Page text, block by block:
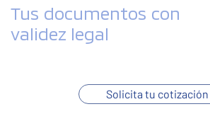
Tus documentos con
validez legal
Solicita tu cotización